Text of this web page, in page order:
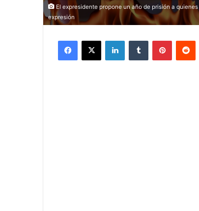
El expresidente propone un año de prisión a
expresión
Facebook
X LinkedInTumblr Pinterest